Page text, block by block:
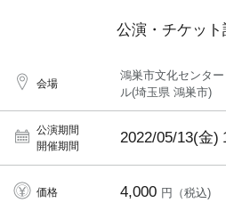
公演・チケット
会場
鴻巣市文化センタ
ル(埼玉県 鴻巣市)
公演期間
開催期間
2022/05/13(金)
価格 4,000 円（税込)